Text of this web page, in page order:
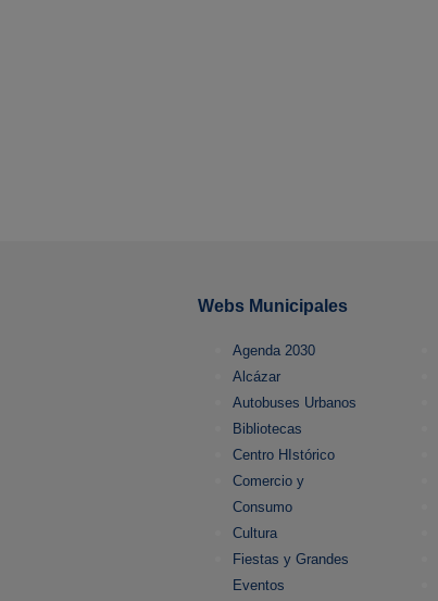
Webs Municipales
Agenda 2030
Alcázar
Autobuses Urbanos
Bibliotecas
Centro HIstórico
Comercio y
Consumo
Cultura
Fiestas y Grandes
Eventos